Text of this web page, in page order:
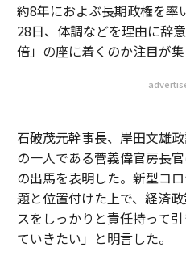
約8年におよぶ長期政権を率
28日、体調などを理由に辞
倍」の座に着くのか注目が集
石破茂元幹事長、岸田文雄
の一人である菅義偉官房長
の出馬を表明した。新型コ
題と位置付けた上で、経済
スをしっかりと責任持って
ていきたい」と明言した。